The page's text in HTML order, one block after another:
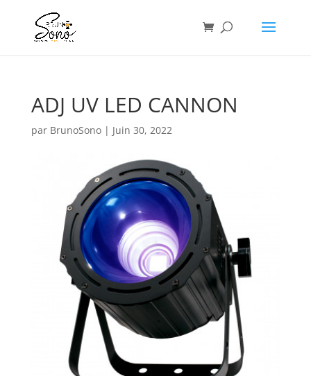
ADJ UV LED CANNON
par BrunoSono| Juin 30, 2022